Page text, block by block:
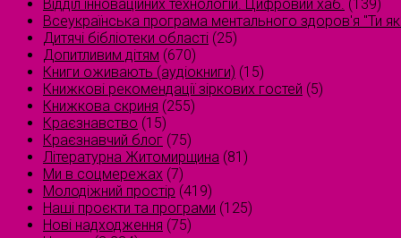
Відділ інноваційних технологій. Цифровий хаб. (139)
Всеукраїнська програма ментального здоров'я "Ти
Дитячі бібліотеки області (25)
Допитливим дітям (670)
Книги оживають (аудіокниги) (15)
Книжкові рекомендації зіркових гостей (5)
Книжкова скриня (255)
Краєзнавство (15)
Краєзнавчий блог (75)
Літературна Житомирщина (81)
Ми в соцмережах (7)
Молодіжний простір (419)
Наші проєкти та програми (125)
Нові надходження (75)